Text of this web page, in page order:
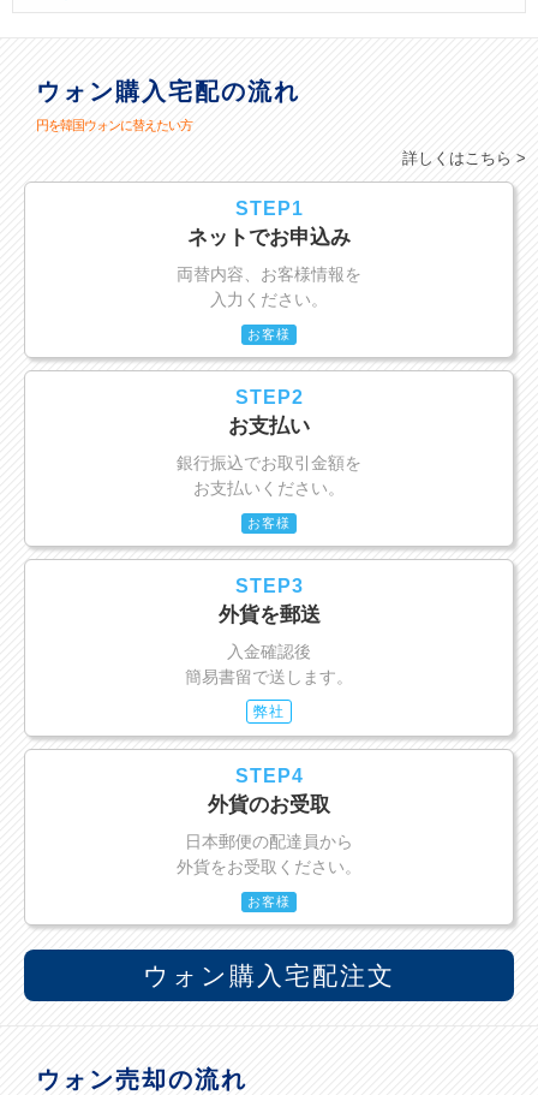
ウォン購入宅配の流れ
円を韓国ウォンに替えたい方
詳しくはこちら >
STEP1
ネットでお申込み
両替内容、お客様情報を
入力ください。
お客様
STEP2
お支払い
銀行振込でお取引金額を
お支払いください。
お客様
STEP3
外貨を郵送
入金確認後
簡易書留で送します。
弊社
STEP4
外貨のお受取
日本郵便の配達員から
外貨をお受取ください。
お客様
ウォン購入宅配注文
ウォン売却の流れ